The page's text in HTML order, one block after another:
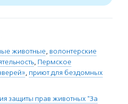
животные, волонтерские
, Пермское
, приют для бездомных
защиты прав животных "За